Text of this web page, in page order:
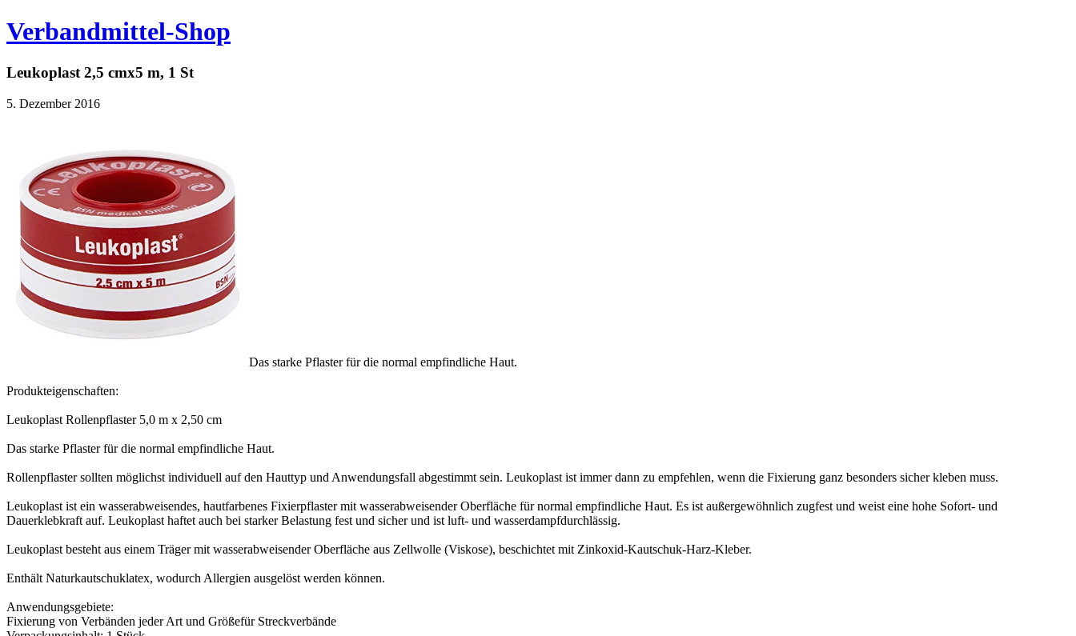
Verbandmittel-Shop
Leukoplast 2,5 cmx5 m, 1 St
5. Dezember 2016
Das starke Pflaster für die normal empfindliche Haut.
Produkteigenschaften:
Leukoplast Rollenpflaster 5,0 m x 2,50 cm
Das starke Pflaster für die normal empfindliche Haut.
Rollenpflaster sollten möglichst individuell auf den Hauttyp und Anwendungsfall abgestimmt sein. Leukoplast ist immer dann zu empfehlen, wenn die Fixierung ganz besonders sicher kleben muss.
Leukoplast ist ein wasserabweisendes, hautfarbenes Fixierpflaster mit wasserabweisender Oberfläche für normal empfindliche Haut. Es ist außergewöhnlich zugfest und weist eine hohe Sofort- und
Dauerklebkraft auf. Leukoplast haftet auch bei starker Belastung fest und sicher und ist luft- und wasserdampfdurchlässig.
Leukoplast besteht aus einem Träger mit wasserabweisender Oberfläche aus Zellwolle (Viskose), beschichtet mit Zinkoxid-Kautschuk-Harz-Kleber.
Enthält Naturkautschuklatex, wodurch Allergien ausgelöst werden können.
Anwendungsgebiete:
Fixierung von Verbänden jeder Art und Größefür Streckverbände